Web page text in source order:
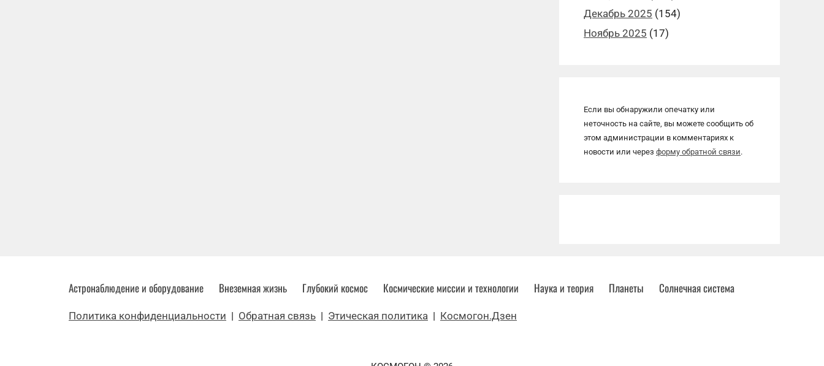
Декабрь 2025 (154)
Ноябрь 2025 (17)
Если вы обнаружили опечатку или
неточность на сайте, вы можете сообщить об
этом администрации в комментариях к
новости или через форму обратной связи.
Астронаблюдение и оборудование Внеземная жизнь Глубокий космос Космические миссии и технологии Наука и теория Планеты Солнечная система
Политика конфиденциальности | Обратная связь | Этическая политика | Космогон.Дзен